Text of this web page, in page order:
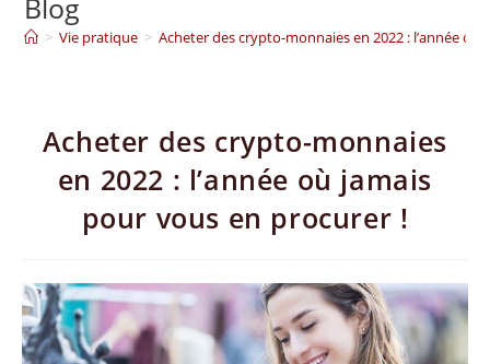
Blog
> Vie pratique > Acheter des crypto-monnaies en 2022 : l’année
Acheter des crypto-monnaies
en 2022 : l’année où jamais
pour vous en procurer !